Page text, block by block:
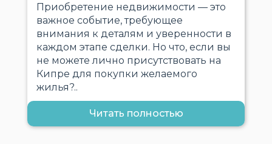
Приобретение недвижимости — это
важное событие, требующее
внимания к деталям и уверенности в
каждом этапе сделки. Но что, если вы
не можете лично присутствовать на
Кипре для покупки желаемого
жилья?..
Читать полностью